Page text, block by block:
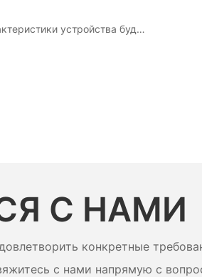
устройства будет
параболе после
С НАМИ
конкретные
с нами напрямую с